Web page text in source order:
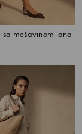
sa mešavinom lana